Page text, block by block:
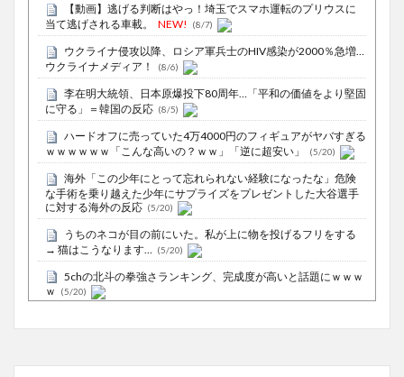
【動画】逃げる判断はやっ！埼玉でスマホ運転のプリウスに
当て逃げされる車載。
NEW! (8/7)
ウクライナ侵攻以降、ロシア軍兵士のHIV感染が2000％急増…
ウクライナメディア！
(8/6)
李在明大統領、日本原爆投下80周年…「平和の価値をより堅固
に守る」＝韓国の反応 (8/5)
ハードオフに売っていた4万4000円のフィギュアがヤバすぎる
ｗｗｗｗｗｗ「こんな高いの？ｗｗ」「逆に超安い」
(5/20)
海外「この少年にとって忘れられない経験になったな」危険
な手術を乗り越えた少年にサプライズをプレゼントした大谷選手
に対する海外の反応 (5/20)
うちのネコが目の前にいた。私が上に物を投げるフリをする
→ 猫はこうなります…
(5/20)
5chの北斗の拳強さランキング、完成度が高いと話題にｗｗｗ
ｗ
(5/20)